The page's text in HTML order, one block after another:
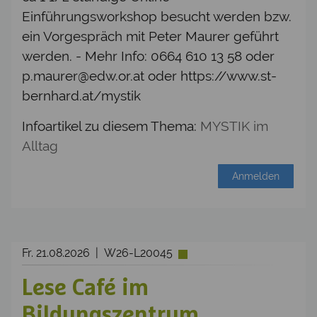
Einführungsworkshop besucht werden bzw.
ein Vorgespräch mit Peter Maurer geführt
werden. - Mehr Info: 0664 610 13 58 oder
p.maurer@edw.or.at oder https://www.st-
bernhard.at/mystik
Infoartikel zu diesem Thema: MYSTIK im
Alltag
Anmelden
Fr. 21.08.2026 | W26-L20045
Lese Café im